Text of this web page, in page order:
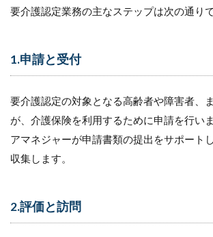
マ
ー
と
か
わ
り
と
は
大切
要介護認定業務の主なステップは次の通りで
1.申請と受付
要介護認定の対象となる高齢者や障害者、
が、介護保険を利用するために申請を行い
アマネジャーが申請書類の提出をサポート
収集します。
2.評価と訪問